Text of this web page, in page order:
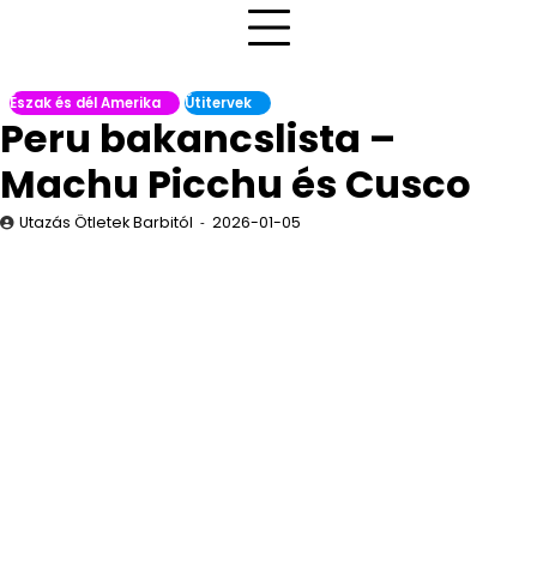
Észak és dél Amerika Útitervek
Peru bakancslista –
Machu Picchu és Cusco
Utazás Ötletek Barbitól 2026-01-05